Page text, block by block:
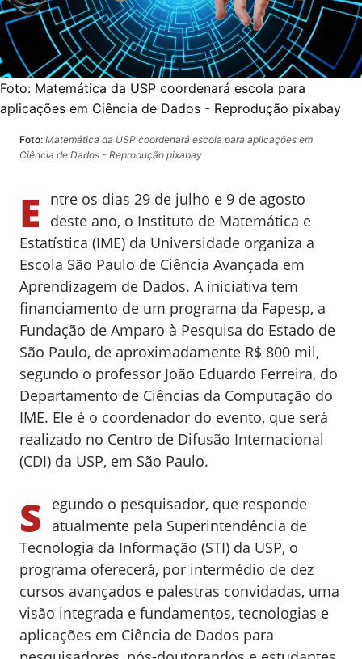
Foto: Matemática da USP coordenará escola para
aplicações em Ciência de Dados - Reprodução pixabay
Foto: Matemática da USP coordenará escola para aplicações em
Ciência de Dados - Reprodução pixabay
E
ntre os dias 29 de julho e 9 de agosto
deste ano, o Instituto de Matemática e
Estatística (IME) da Universidade organiza a
Escola São Paulo de Ciência Avançada em
Aprendizagem de Dados. A iniciativa tem
financiamento de um programa da Fapesp, a
Fundação de Amparo à Pesquisa do Estado de
São Paulo, de aproximadamente R$ 800 mil,
segundo o professor João Eduardo Ferreira, do
Departamento de Ciências da Computação do
IME. Ele é o coordenador do evento, que será
realizado no Centro de Difusão Internacional
(CDI) da USP, em São Paulo.
S
egundo o pesquisador, que responde
atualmente pela Superintendência de
Tecnologia da Informação (STI) da USP, o
programa oferecerá, por intermédio de dez
cursos avançados e palestras convidadas, uma
visão integrada e fundamentos, tecnologias e
aplicações em Ciência de Dados para